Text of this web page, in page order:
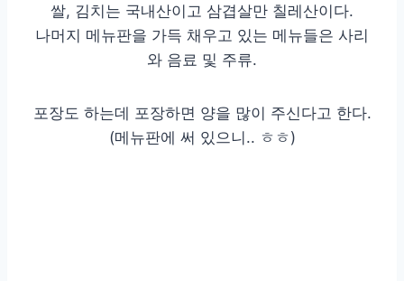
쌀, 김치는 국내산이고 삼겹살만 칠레산이다.
나머지 메뉴판을 가득 채우고 있는 메뉴들은 사리
와 음료 및 주류.
포장도 하는데 포장하면 양을 많이 주신다고 한다.
(메뉴판에 써 있으니.. ㅎㅎ)